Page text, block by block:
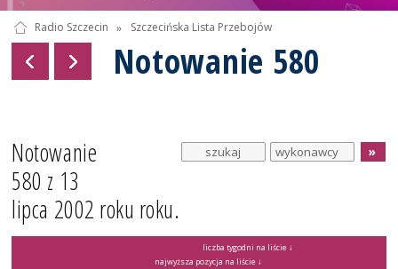
Radio Szczecin » Szczecińska Lista Przebojów
Notowanie 580
Notowanie
580 z 13
lipca 2002 roku roku.
liczba tygodni na liście ↓
najwyższa pozycja na liście ↓